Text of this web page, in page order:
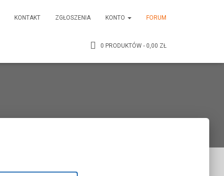
KONTAKT ZGŁOSZENIA KONTO FORUM
0 PRODUKTÓW 0,00 ZŁ